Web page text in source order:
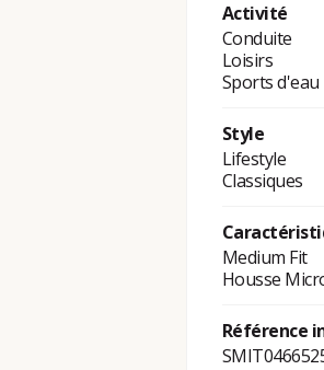
Activité
Conduite
Loisirs
Sports d'eau
Style
Lifestyle
Classiques
Medium Fit
Housse
Référence